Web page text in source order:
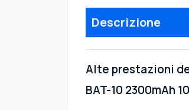
Descrizione
Alte prestazioni
BAT-10 2300mAh